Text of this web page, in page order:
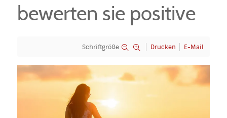
bewerten sie positive
Schriftgröße Drucken E-Mail